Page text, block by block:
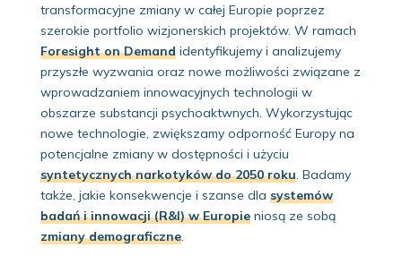
transformacyjne zmiany w całej Europie poprzez
szerokie portfolio wizjonerskich projektów. W ramach
Foresight on Demandidentyfikujemy i analizujemy
przyszłe wyzwania oraz nowe możliwości związane z
wprowadzaniem innowacyjnych technologii w
obszarze substancji psychoaktwnych. Wykorzystując
nowe technologie, zwiększamy odporność Europy na
potencjalne zmiany w dostępności i użyciu
syntetycznych narkotyków do 2050 roku. Badamy
także, jakie konsekwencje i szanse dla systemów
badań i innowacji (R&I) w Europieniosą ze sobą
zmiany demograficzne.